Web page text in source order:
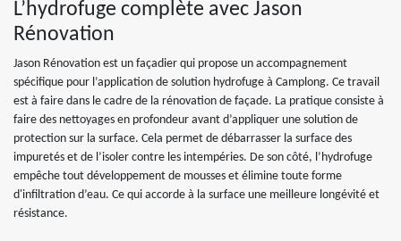
L’hydrofuge complète avec Jason
Rénovation
Jason Rénovation est un façadier qui propose un accompagnement
spécifique pour l’application de solution hydrofuge à Camplong. Ce travail
est à faire dans le cadre de la rénovation de façade. La pratique consiste à
faire des nettoyages en profondeur avant d’appliquer une solution de
protection sur la surface. Cela permet de débarrasser la surface des
impuretés et de l’isoler contre les intempéries. De son côté, l’hydrofuge
empêche tout développement de mousses et élimine toute forme
d'infiltration d’eau. Ce qui accorde à la surface une meilleure longévité et
résistance.